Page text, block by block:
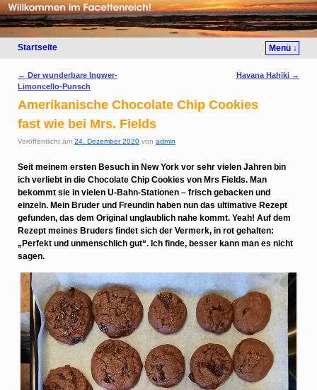
Startseite Menü ↓
Artikelnavigation
← Der wunderbare Ingwer-
Limoncello-Punsch
Havana Hahiki →
Amerikanische Chocolate Chip Cookies
fast wie bei Mrs. Fields
Veröffentlicht am 24. Dezember 2020 von admin
Seit meinem ersten Besuch in New York vor sehr vielen Jahren bin
ich verliebt in die Chocolate Chip Cookies von Mrs Fields. Man
bekommt sie in vielen U-Bahn-Stationen – frisch gebacken und
einzeln. Mein Bruder und Freundin haben nun das ultimative Rezept
gefunden, das dem Original unglaublich nahe kommt. Yeah! Auf dem
Rezept meines Bruders findet sich der Vermerk, in rot gehalten:
„Perfekt und unmenschlich gut“. Ich finde, besser kann man es nicht
sagen.